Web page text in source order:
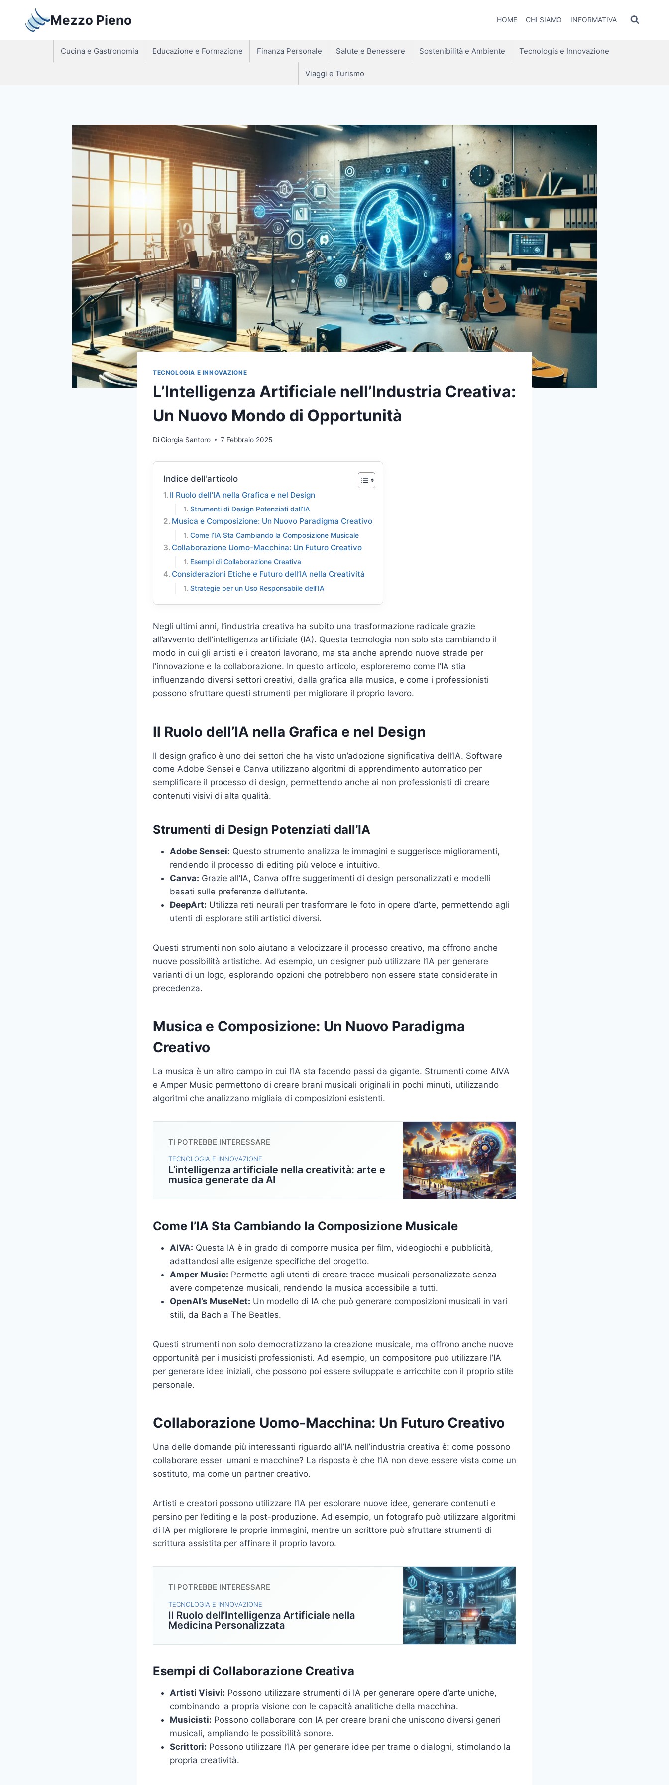
contenuto
Mezzo Pieno HOME CHI SIAMO INFORMATIVA
Cucina e Gastronomia Educazione e Formazione Finanza Personale Salute e Benessere Sostenibilità e Ambiente Tecnologia e Innovazione
Viaggi e Turismo
TECNOLOGIA E INNOVAZIONE
L’Intelligenza Artificiale nell’Industria Creativa:
Un Nuovo Mondo di Opportunità
DiGiorgia Santoro 7 Febbraio 2025
Indice dell'articolo
Il Ruolo dell’IA nella Grafica e nel Design
Strumenti di Design Potenziati dall’IA
Musica e Composizione: Un Nuovo Paradigma Creativo
Come l’IA Sta Cambiando la Composizione Musicale
Collaborazione Uomo-Macchina: Un Futuro Creativo
Esempi di Collaborazione Creativa
Considerazioni Etiche e Futuro dell’IA nella Creatività
Strategie per un Uso Responsabile dell’IA
Negli ultimi anni, l’industria creativa ha subito una trasformazione radicale grazie
all’avvento dell’intelligenza artificiale (IA). Questa tecnologia non solo sta cambiando il
modo in cui gli artisti e i creatori lavorano, ma sta anche aprendo nuove strade per
l’innovazione e la collaborazione. In questo articolo, esploreremo come l’IA stia
influenzando diversi settori creativi, dalla grafica alla musica, e come i professionisti
possono sfruttare questi strumenti per migliorare il proprio lavoro.
Il Ruolo dell’IA nella Grafica e nel Design
Il design grafico è uno dei settori che ha visto un’adozione significativa dell’IA. Software
come Adobe Sensei e Canva utilizzano algoritmi di apprendimento automatico per
semplificare il processo di design, permettendo anche ai non professionisti di creare
contenuti visivi di alta qualità.
Strumenti di Design Potenziati dall’IA
Adobe Sensei: Questo strumento analizza le immagini e suggerisce miglioramenti,
rendendo il processo di editing più veloce e intuitivo.
Canva: Grazie all’IA, Canva offre suggerimenti di design personalizzati e modelli
basati sulle preferenze dell’utente.
DeepArt: Utilizza reti neurali per trasformare le foto in opere d’arte, permettendo agli
utenti di esplorare stili artistici diversi.
Questi strumenti non solo aiutano a velocizzare il processo creativo, ma offrono anche
nuove possibilità artistiche. Ad esempio, un designer può utilizzare l’IA per generare
varianti di un logo, esplorando opzioni che potrebbero non essere state considerate in
precedenza.
Musica e Composizione: Un Nuovo Paradigma
Creativo
La musica è un altro campo in cui l’IA sta facendo passi da gigante. Strumenti come AIVA
e Amper Music permettono di creare brani musicali originali in pochi minuti, utilizzando
algoritmi che analizzano migliaia di composizioni esistenti.
TI POTREBBE INTERESSARE
TECNOLOGIA E INNOVAZIONE
L’intelligenza artificiale nella creatività: arte e
musica generate da AI
Come l’IA Sta Cambiando la Composizione Musicale
AIVA: Questa IA è in grado di comporre musica per film, videogiochi e pubblicità,
adattandosi alle esigenze specifiche del progetto.
Amper Music: Permette agli utenti di creare tracce musicali personalizzate senza
avere competenze musicali, rendendo la musica accessibile a tutti.
OpenAI’s MuseNet: Un modello di IA che può generare composizioni musicali in vari
stili, da Bach a The Beatles.
Questi strumenti non solo democratizzano la creazione musicale, ma offrono anche nuove
opportunità per i musicisti professionisti. Ad esempio, un compositore può utilizzare l’IA
per generare idee iniziali, che possono poi essere sviluppate e arricchite con il proprio stile
personale.
Collaborazione Uomo-Macchina: Un Futuro Creativo
Una delle domande più interessanti riguardo all’IA nell’industria creativa è: come possono
collaborare esseri umani e macchine? La risposta è che l’IA non deve essere vista come un
sostituto, ma come un partner creativo.
Artisti e creatori possono utilizzare l’IA per esplorare nuove idee, generare contenuti e
persino per l’editing e la post-produzione. Ad esempio, un fotografo può utilizzare algoritmi
di IA per migliorare le proprie immagini, mentre un scrittore può sfruttare strumenti di
scrittura assistita per affinare il proprio lavoro.
TI POTREBBE INTERESSARE
TECNOLOGIA E INNOVAZIONE
Il Ruolo dell’Intelligenza Artificiale nella
Medicina Personalizzata
Esempi di Collaborazione Creativa
Artisti Visivi: Possono utilizzare strumenti di IA per generare opere d’arte uniche,
combinando la propria visione con le capacità analitiche della macchina.
Musicisti: Possono collaborare con IA per creare brani che uniscono diversi generi
musicali, ampliando le possibilità sonore.
Scrittori: Possono utilizzare l’IA per generare idee per trame o dialoghi, stimolando la
propria creatività.